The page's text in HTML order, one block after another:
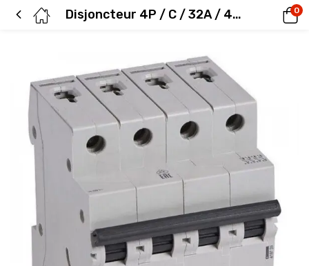
Disjoncteur 4P / C / 32A / 4.5KA Legrand 419744 0